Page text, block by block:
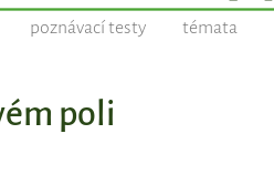
poznávací testy témata
poli